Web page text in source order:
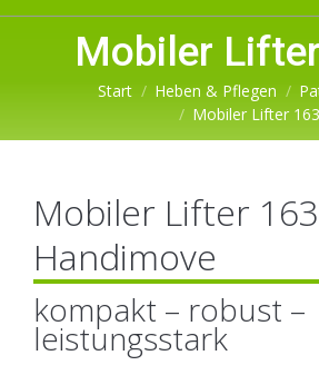
Mobiler
Sie befinden sich hier:
Start Heben & Pflegen
Mobiler Lifter
Mobiler Lifter
Handimove
kompakt – robust –
leistungsstark